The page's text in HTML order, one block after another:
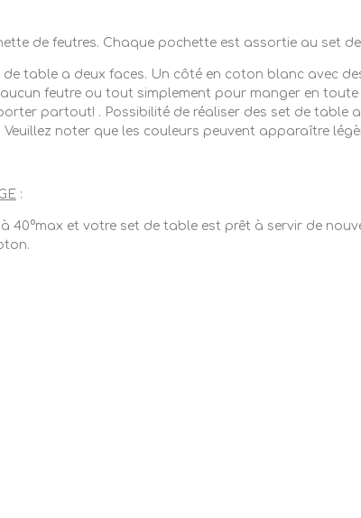
de feutres. Chaque pochette est assortie au set
de table a deux faces. Un côté en coton blanc avec
feutre ou tout simplement pour manger en
partout! . Possibilité de réaliser des set de
Veuillez noter que les couleurs peuvent apparaître
:
40°max et votre set de table est prêt à servir de